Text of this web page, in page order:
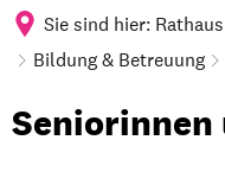
Sie sind hier:
Bildung & Betreuung
Seniorinnen
Seniorinnen